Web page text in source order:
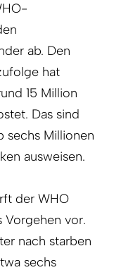
ab. Den
hat
15 Million
Das sind
sechs Millionen
ausweisen.
der WHO
Vorgehen vor.
nach starben
sechs